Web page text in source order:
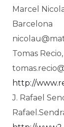
Marcel
Barcelona
Tomas
http://
J. Rafael